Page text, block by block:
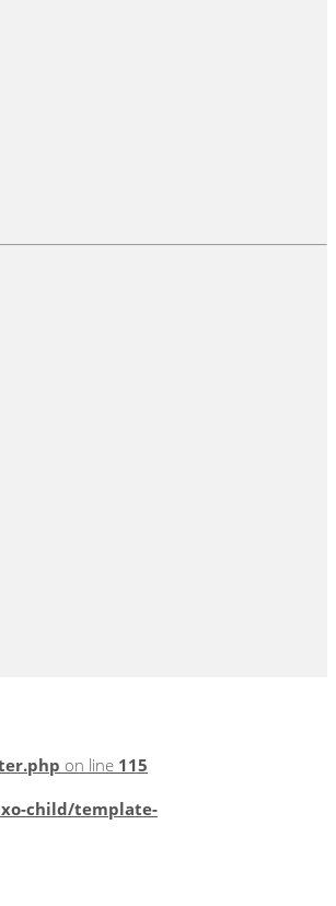
on line 115
child/template-